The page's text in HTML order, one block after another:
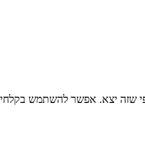
יצא. אפשר להשתמש בקלחים